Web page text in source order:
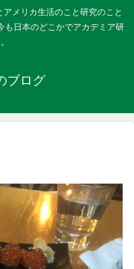
メリカ生活のこと研究のこと
も日本のどこかでアカデミア研
ブログ